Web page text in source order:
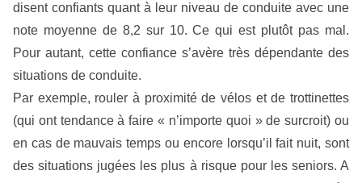
disent confiants quant à leur niveau de conduite avec une
note moyenne de 8,2 sur 10. Ce qui est plutôt pas mal.
Pour autant, cette confiance s’avère très dépendante des
situations de conduite.
Par exemple, rouler à proximité de vélos et de trottinettes
(qui ont tendance à faire « n’importe quoi » de surcroit) ou
en cas de mauvais temps ou encore lorsqu’il fait nuit, sont
des situations jugées les plus à risque pour les seniors. A